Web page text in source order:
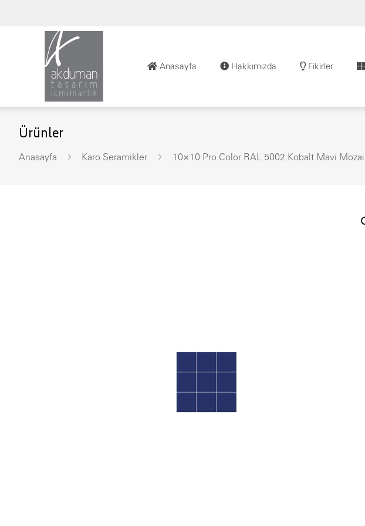
Anasayfa Hakkımızda Fikirler
Ürünler
Anasayfa Karo Seramikler 10×10 Pro Color RAL 5002 Kobalt Mavi